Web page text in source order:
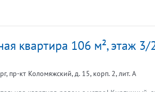
с его эко-тропами и лесными
раз услышать и тем более жить. До 2030
проспект - 10 минут пешком
на просмотры! Итака. Работаем
квартира 106 м², этаж 3/
пр-кт Коломяжский, д. 15, корп. 2, лит. А